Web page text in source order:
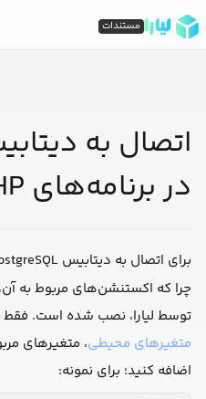
در برنامه‌های PHP
چرا که اکستنشن‌های مربوط به
توسط لیارا، نصب شده است.
متغیرهای محیطی، متغیرهای
اضافه کنید؛ برای نمونه:
مستندات